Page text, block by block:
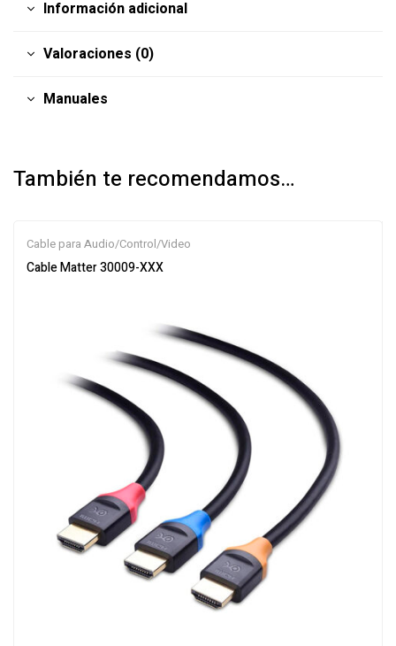
Información adicional
Valoraciones (0)
Manuales
También te recomendamos…
Cable para Audio/Control/Video
Cable Matter 30009-XXX